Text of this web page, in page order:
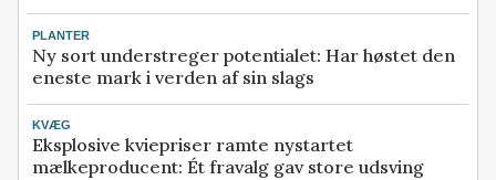
PLANTER
Ny sort understreger potentialet: Har høstet den
eneste mark i verden af sin slags
KVÆG
Eksplosive kviepriser ramte nystartet
mælkeproducent: Ét fravalg gav store udsving